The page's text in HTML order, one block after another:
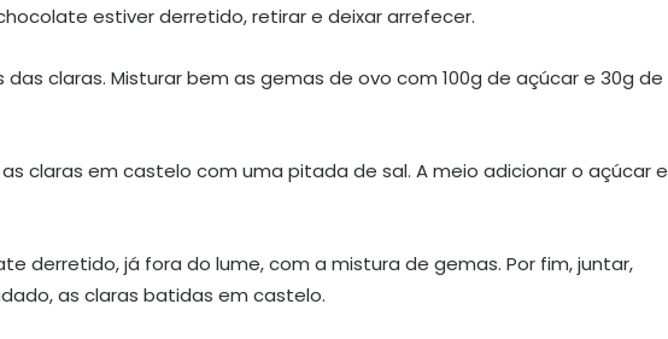
estiver derretido, retirar e deixar arrefecer.
das claras. Misturar bem as gemas de ovo com 100g de açúcar e 30g de
claras em castelo com uma pitada de sal. A meio adicionar o açúcar e
derretido, já fora do lume, com a mistura de gemas. Por fim, juntar,
as claras batidas em castelo.